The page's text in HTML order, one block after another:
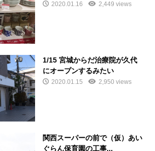
2020.01.16 2,449 views
1/15 宮城からだ治療院が久代
にオープンするみたい
2020.01.15 2,950 views
関西スーパーの前で（仮）あい
ぐらん保育園の工事...